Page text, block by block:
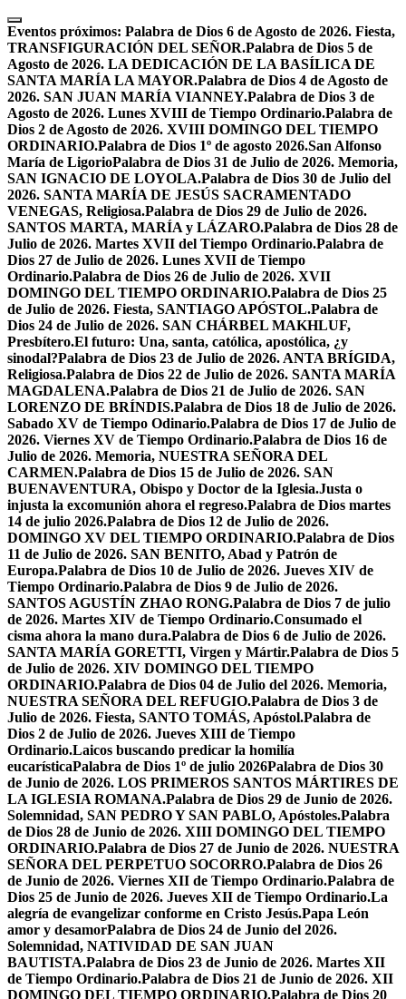
Skip
to
content
Eventos próximos: Palabra de Dios 6 de Agosto de 2026. Fiesta,
TRANSFIGURACIÓN DEL SEÑOR.Palabra de Dios 5 de
Agosto de 2026. LA DEDICACIÓN DE LA BASÍLICA DE
SANTA MARÍA LA MAYOR.Palabra de Dios 4 de Agosto de
2026. SAN JUAN MARÍA VIANNEY.Palabra de Dios 3 de
Agosto de 2026. Lunes XVIII de Tiempo Ordinario.Palabra de
Dios 2 de Agosto de 2026. XVIII DOMINGO DEL TIEMPO
ORDINARIO.Palabra de Dios 1º de agosto 2026.San Alfonso
María de LigorioPalabra de Dios 31 de Julio de 2026. Memoria,
SAN IGNACIO DE LOYOLA.Palabra de Dios 30 de Julio del
2026. SANTA MARÍA DE JESÚS SACRAMENTADO
VENEGAS, Religiosa.Palabra de Dios 29 de Julio de 2026.
SANTOS MARTA, MARÍA y LÁZARO.Palabra de Dios 28 de
Julio de 2026. Martes XVII del Tiempo Ordinario.Palabra de
Dios 27 de Julio de 2026. Lunes XVII de Tiempo
Ordinario.Palabra de Dios 26 de Julio de 2026. XVII
DOMINGO DEL TIEMPO ORDINARIO.Palabra de Dios 25
de Julio de 2026. Fiesta, SANTIAGO APÓSTOL.Palabra de
Dios 24 de Julio de 2026. SAN CHÁRBEL MAKHLUF,
Presbítero.El futuro: Una, santa, católica, apostólica, ¿y
sinodal?Palabra de Dios 23 de Julio de 2026. ANTA BRÍGIDA,
Religiosa.Palabra de Dios 22 de Julio de 2026. SANTA MARÍA
MAGDALENA.Palabra de Dios 21 de Julio de 2026. SAN
LORENZO DE BRÍNDIS.Palabra de Dios 18 de Julio de 2026.
Sabado XV de Tiempo Odinario.Palabra de Dios 17 de Julio de
2026. Viernes XV de Tiempo Ordinario.Palabra de Dios 16 de
Julio de 2026. Memoria, NUESTRA SEÑORA DEL
CARMEN.Palabra de Dios 15 de Julio de 2026. SAN
BUENAVENTURA, Obispo y Doctor de la Iglesia.Justa o
injusta la excomunión ahora el regreso.Palabra de Dios martes
14 de julio 2026.Palabra de Dios 12 de Julio de 2026.
DOMINGO XV DEL TIEMPO ORDINARIO.Palabra de Dios
11 de Julio de 2026. SAN BENITO, Abad y Patrón de
Europa.Palabra de Dios 10 de Julio de 2026. Jueves XIV de
Tiempo Ordinario.Palabra de Dios 9 de Julio de 2026.
SANTOS AGUSTÍN ZHAO RONG.Palabra de Dios 7 de julio
de 2026. Martes XIV de Tiempo Ordinario.Consumado el
cisma ahora la mano dura.Palabra de Dios 6 de Julio de 2026.
SANTA MARÍA GORETTI, Virgen y Mártir.Palabra de Dios 5
de Julio de 2026. XIV DOMINGO DEL TIEMPO
ORDINARIO.Palabra de Dios 04 de Julio del 2026. Memoria,
NUESTRA SEÑORA DEL REFUGIO.Palabra de Dios 3 de
Julio de 2026. Fiesta, SANTO TOMÁS, Apóstol.Palabra de
Dios 2 de Julio de 2026. Jueves XIII de Tiempo
Ordinario.Laicos buscando predicar la homilía
eucarísticaPalabra de Dios 1º de julio 2026Palabra de Dios 30
de Junio de 2026. LOS PRIMEROS SANTOS MÁRTIRES DE
LA IGLESIA ROMANA.Palabra de Dios 29 de Junio de 2026.
Solemnidad, SAN PEDRO Y SAN PABLO, Apóstoles.Palabra
de Dios 28 de Junio de 2026. XIII DOMINGO DEL TIEMPO
ORDINARIO.Palabra de Dios 27 de Junio de 2026. NUESTRA
SEÑORA DEL PERPETUO SOCORRO.Palabra de Dios 26
de Junio de 2026. Viernes XII de Tiempo Ordinario.Palabra de
Dios 25 de Junio de 2026. Jueves XII de Tiempo Ordinario.La
alegría de evangelizar conforme en Cristo Jesús.Papa León
amor y desamorPalabra de Dios 24 de Junio del 2026.
Solemnidad, NATIVIDAD DE SAN JUAN
BAUTISTA.Palabra de Dios 23 de Junio de 2026. Martes XII
de Tiempo Ordinario.Palabra de Dios 21 de Junio de 2026. XII
DOMINGO DEL TIEMPO ORDINARIO.Palabra de Dios 20